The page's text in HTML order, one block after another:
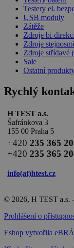
Testery el.
USB moduly
Zátěže
Zdroje bi-
Zdroje
Zdroje střídavé
Sale
Ostatní
Rychlý
H TEST a.s.
Šafránkova 3
155 00 Praha 5
+420 235 365
+420 235 365
info(at)htest.cz
© 2026, H TEST a.s.
Prohlášení o
Eshop vytvořila